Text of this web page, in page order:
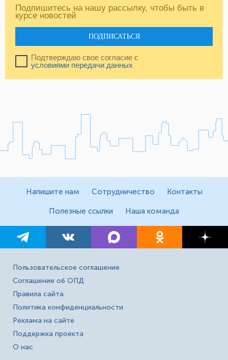
Подпишитесь на нашу рассылку, чтобы быть в
курсе новостей
ПОДПИСАТЬСЯ
Подтверждаю свое согласие с
условиями передачи данных
Напишите нам Сотрудничество Контакты
Полезные ссылки Наша команда
Пользовательское соглашение
Соглашение об ОПД
Правила сайта
Политика конфиденциальности
Реклама на сайте
Поддержка проекта
О нас